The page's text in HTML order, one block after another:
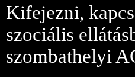
Kifejezni,
szociális
szombathelyi